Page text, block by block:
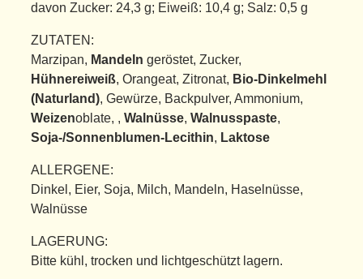
davon Zucker: 24,3 g; Eiweiß: 10,4 g; Salz: 0,5 g
ZUTATEN:
Marzipan, Mandeln geröstet, Zucker,
Hühnereiweiß, Orangeat, Zitronat, Bio-Dinkelmehl
(Naturland), Gewürze, Backpulver, Ammonium,
Weizenoblate, , Walnüsse, Walnusspaste,
Soja-/Sonnenblumen-Lecithin, Laktose
ALLERGENE:
Dinkel, Eier, Soja, Milch, Mandeln, Haselnüsse,
Walnüsse
LAGERUNG:
Bitte kühl, trocken und lichtgeschützt lagern.